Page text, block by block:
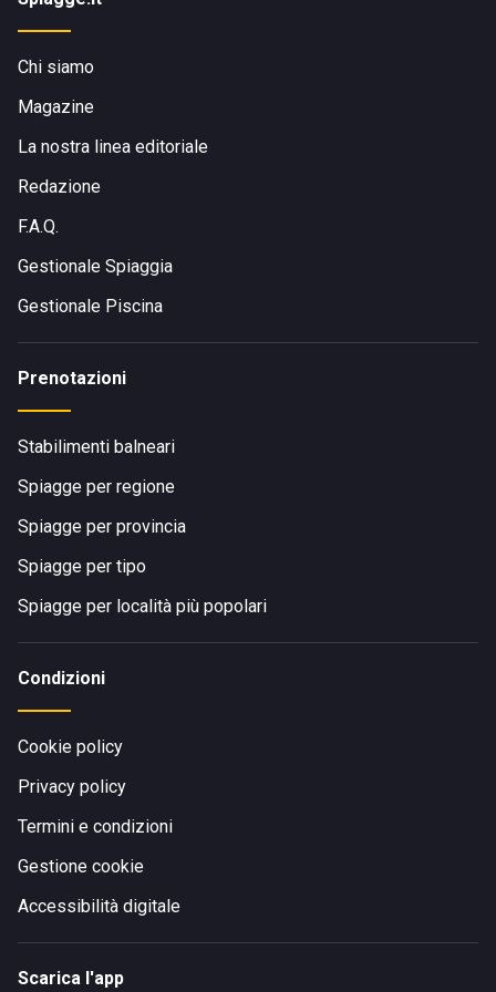
Chi siamo
Magazine
La nostra linea editoriale
Redazione
F.A.Q.
Gestionale Spiaggia
Gestionale Piscina
Prenotazioni
Stabilimenti balneari
Spiagge per regione
Spiagge per provincia
Spiagge per tipo
Spiagge per località più popolari
Condizioni
Cookie policy
Privacy policy
Termini e condizioni
Gestione cookie
Accessibilità digitale
Scarica l'app